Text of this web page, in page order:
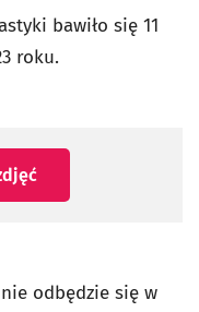
bawiło się 11
roku.
odbędzie się w